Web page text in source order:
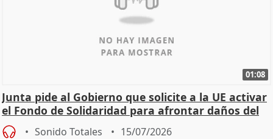
01:08
Junta pide al Gobierno que solicite a la UE activar
el Fondo de Solidaridad para afrontar daños del
Sonido Totales 15/07/2026